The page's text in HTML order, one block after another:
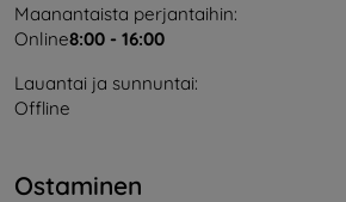
Maanantaista perjantaihin:
Online8:00 - 16:00
Lauantai ja sunnuntai:
Offline
Ostaminen